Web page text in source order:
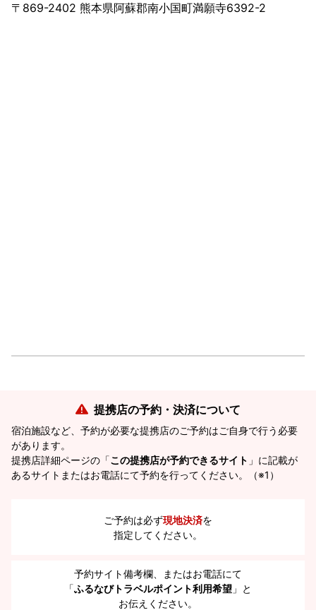
〒869-2402 熊本県阿蘇郡南小国町満願寺6392-2
提携店の予約・決済について
宿泊施設など、予約が必要な提携店のご予約はご自身で行う必要
があります。
提携店詳細ページの「この提携店が予約できるサイト 」に記載が
あるサイトまたはお電話にて予約を行ってください。（※1）
ご予約は必ず現地決済を
指定してください。
予約サイト備考欄、またはお電話にて
「ふるなびトラベルポイント利用希望 」と
お伝えください。